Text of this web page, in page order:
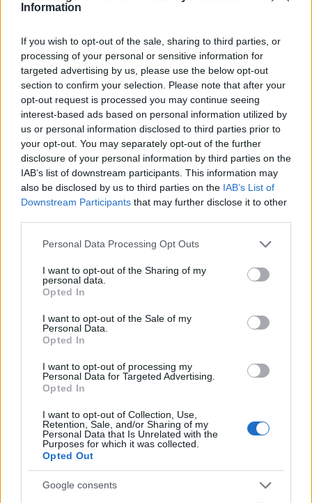
Information
If you wish to opt-out of the sale, sharing to third parties, or
processing of your personal or sensitive information for
targeted advertising by us, please use the below opt-out
section to confirm your selection. Please note that after your
opt-out request is processed you may continue seeing
interest-based ads based on personal information utilized by
us or personal information disclosed to third parties prior to
your opt-out. You may separately opt-out of the further
disclosure of your personal information by third parties on the
IAB’s list of downstream participants. This information may
also be disclosed by us to third parties on the IAB’s List of
Downstream Participants that may further disclose it to other
Please note that this website/app uses one or more Google
not limited to your visit or usage behaviour. You may click to
grant or deny consent to Google and its third-party tags to
use your data for below specified purposes in below Google
consent section.
Personal Data Processing Opt Outs
I want to opt-out of the Sharing of my
personal data.
Opted In
I want to opt-out of the Sale of my
Personal Data.
Opted In
I want to opt-out of processing my
Personal Data for Targeted Advertising.
Opted In
I want to opt-out of Collection, Use,
Retention, Sale, and/or Sharing of my
Personal Data that Is Unrelated with the
Purposes for which it was collected.
Opted Out
Google consents
ιατρικής γνωμάτευσης.
Αντιστοίχως, για τη διενέργεια της ψυχιατρικής
εξέτασης, απαιτείται η προσκόμιση του παραπεμπτικού
για Ψυχίατρο και του Δελτίου Υγειονομικής Εξέτασης
στον/στην γνωματεύοντα/ουσα Ψυχίατρο, προκειμένου
να συμπληρωθεί η αντίστοιχη γνωμάτευση.